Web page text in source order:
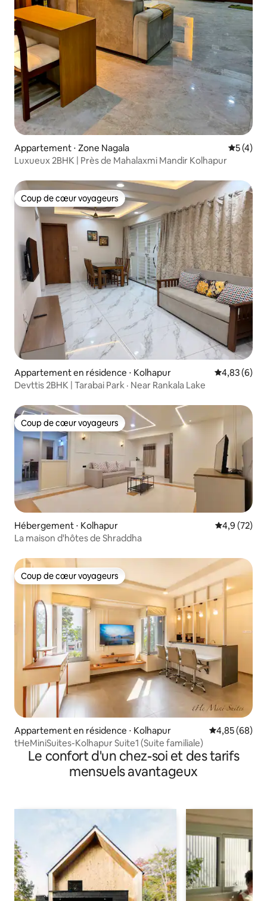
Appartement ⋅ Zone Nagala
5 (4)
Luxueux 2BHK | Près de Mahalaxmi Mandir Kolhapur
Coup de cœur voyageurs
Coup de cœur voyageurs
Appartement en résidence ⋅ Kolhapur Évaluation
4,83 (6)
Devttis 2BHK | Tarabai Park · Near Rankala Lake
Coup de cœur voyageurs
Coup de cœur voyageurs
Hébergement ⋅ Kolhapur Évaluation
4,9 (72)
La maison d'hôtes de Shraddha
Coup de cœur voyageurs
Coup de cœur voyageurs
Appartement en résidence ⋅ Kolhapur Évaluation
4,85 (68)
tHeMiniSuites-Kolhapur Suite1 (Suite familiale)
Le confort d'un chez-soi et des tarifs
mensuels avantageux